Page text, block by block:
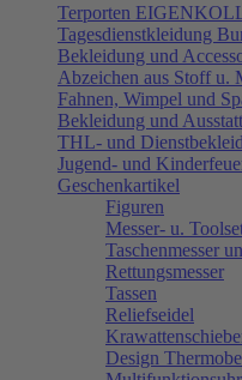
Terporten
Tagesdienstkleidung
Bekleidung und
Abzeichen aus Stoff u.
Fahnen, Wimpel und
Bekleidung und
THL- und
Jugend- und
Geschenkartikel
Figuren
Messer- u.
Taschenmesser
Rettungsmesser
Tassen
Reliefseidel
Design